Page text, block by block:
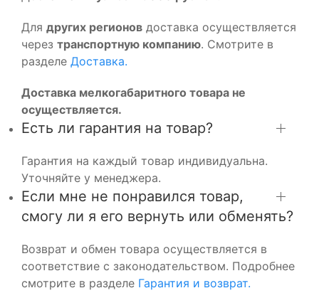
Для других регионов доставка осуществляется
через транспортную компанию. Смотрите в
разделе Доставка.
Доставка мелкогабаритного товара не
осуществляется.
Есть ли гарантия на товар?
Гарантия на каждый товар индивидуальна.
Уточняйте у менеджера.
Если мне не понравился товар,
смогу ли я его вернуть или обменять?
Возврат и обмен товара осуществляется в
соответствие с законодательством. Подробнее
смотрите в разделе Гарантия и возврат.